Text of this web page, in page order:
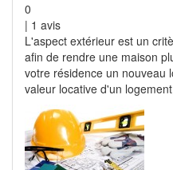
0
| 1 avis
L'aspect extérieur est un
afin de rendre une maison
votre résidence un nouveau
valeur locative d'un